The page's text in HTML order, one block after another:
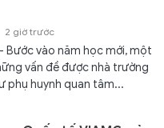
2 giờ trước
Bước vào năm học mới, một
vấn đề được nhà trường
phụ huynh quan tâm...